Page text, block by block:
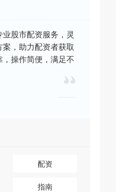
股市配资服务，灵
，助力配资者获取
操作简便，满足不
配资
指南